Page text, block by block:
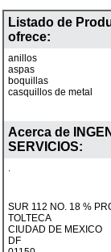
Listado de
ofrece:
anillos
aspas
boquillas
casquillos de metal
Acerca de
SERVICIOS:
.
SUR 112 NO. 18 %
TOLTECA
CIUDAD DE MEXICO
DF